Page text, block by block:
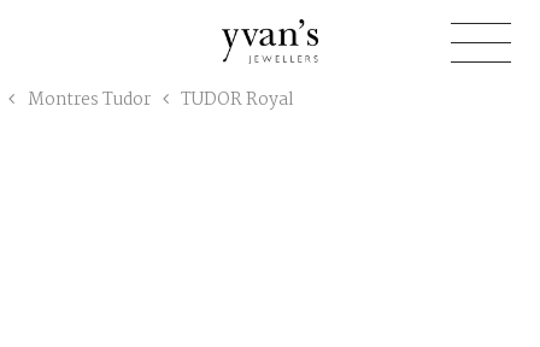
Jewellers
Montres Tudor TUDOR Royal